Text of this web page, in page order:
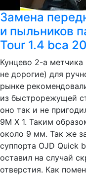
Замена
и пыльников
Tour 1.4 bca
Кунцево 2-а метчика
не дорогие) для
рынке
из быстрорежущей
оно так и не
9М Х 1. Таким
около 9 мм. Так же
суппорта OJD Quick
оставил на случай
отверстия. Как